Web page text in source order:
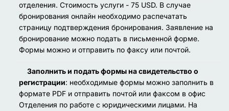
отделения. Стоимость услуги - 75 USD. В случае
бронирования онлайн необходимо распечатать
страницу подтверждения бронирования. Заявление на
бронирование можно подать в письменной форме.
Формы можно и отправить по факсу или почтой.
Заполнить и подать формы на свидетельство о
регистрации: необходимые формы можно заполнить в
формате PDF и отправить почтой или факсом в офис
Отделения по работе с юридическими лицами. На